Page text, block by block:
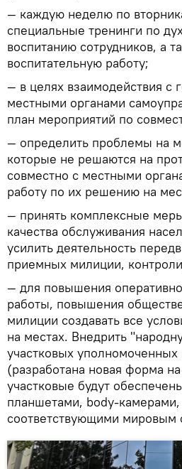
— каждую неделю по
специальные тренинги по
воспитанию сотрудников, а
воспитательную работу;
— в целях взаимодействия с
местными органами
план мероприятий по
— определить проблемы на
которые не решаются на
совместно с местными
работу по их решению на
— принять комплексные
качества обслуживания
усилить деятельность
приемных милиции,
— для повышения
работы, повышения
милиции создавать все
на местах. Внедрить
участковых
(разработана новая форма
участковые будут
планшетами, body-камерами,
соответствующими мировым